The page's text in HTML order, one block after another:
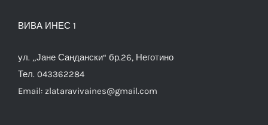
ВИВА ИНЕС 1
ул. „Јане Сандански“ бр.26, Неготино
Тел. 043362284
Email: zlataravivaines@gmail.com